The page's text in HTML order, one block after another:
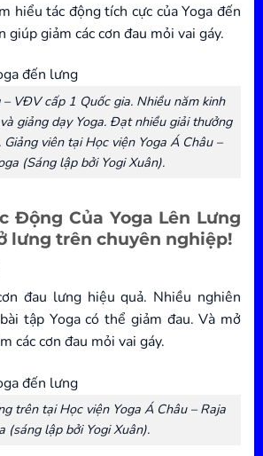
hiểu tác động tích cực của Yoga đến
giảm các cơn đau mỏi vai gáy.
– VĐV cấp 1 Quốc gia. Nhiều năm kinh
giảng dạy Yoga. Đạt nhiều giải thưởng
viên tại Học viện Yoga Á Châu –
(Sáng lập bởi Yogi Xuân).
Động Của Yoga Lên Lưng
lưng trên chuyên nghiệp!
đau lưng hiệu quả. Nhiều nghiên
tập Yoga có thể giảm đau. Và mở
các cơn đau mỏi vai gáy.
trên tại Học viện Yoga Á Châu – Raja
(sáng lập bởi Yogi Xuân).